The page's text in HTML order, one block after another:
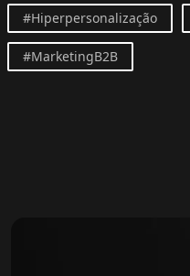
#Hiperpersonalização
#MarketingB2B